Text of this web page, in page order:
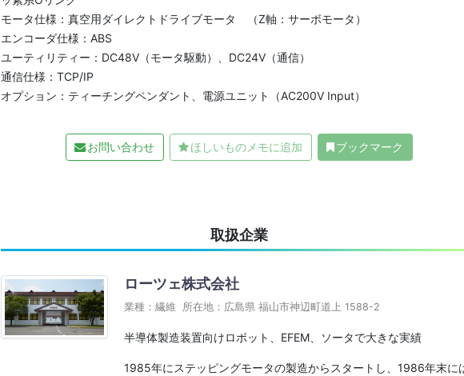
モータ仕様：真空用ダイレクトドライブモータ （Z軸：サーボモータ）
エンコーダ仕様：ABS
ユーティリティー：DC48V（モータ駆動）、DC24V（通信）
通信仕様：TCP/IP
オプション：ティーチングペンダント、電源ユニット（AC200V Input）
お問い合わせ ほしいものメモに追加 ブックマーク
取扱企業
ローツェ株式会社
業種：繊維 所在地：広島県 福山市神辺町道上 1588-2
半導体製造装置向けロボット、EFEM、ソータで大きな実績
1985年にステッピングモータの製造からスタートし、1986年末に